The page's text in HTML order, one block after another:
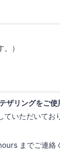
）
ザリングをご使
いただいてお
までご連絡